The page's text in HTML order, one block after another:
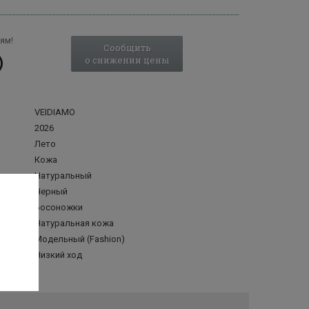
Сообщить
о снижении цены
VEIDIAMO
2026
Лето
Кожа
Натуральный
Черный
Босоножки
Натуральная кожа
Модельный (Fashion)
Низкий ход